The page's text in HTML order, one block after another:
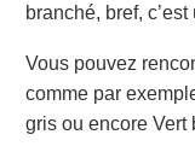
branché, bref,
Vous pouvez
comme par
gris ou encore Vert